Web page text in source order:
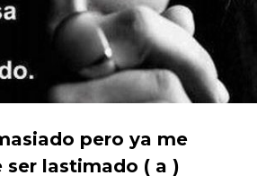
pero ya me
ser lastimado ( a )